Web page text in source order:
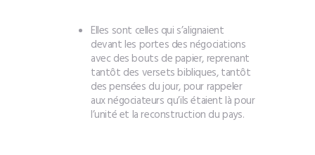
Elles sont celles qui s’alignaient
devant les portes des négociations
avec des bouts de papier, reprenant
tantôt des versets bibliques, tantôt
des pensées du jour, pour rappeler
aux négociateurs qu’ils étaient là pour
l’unité et la reconstruction du pays.